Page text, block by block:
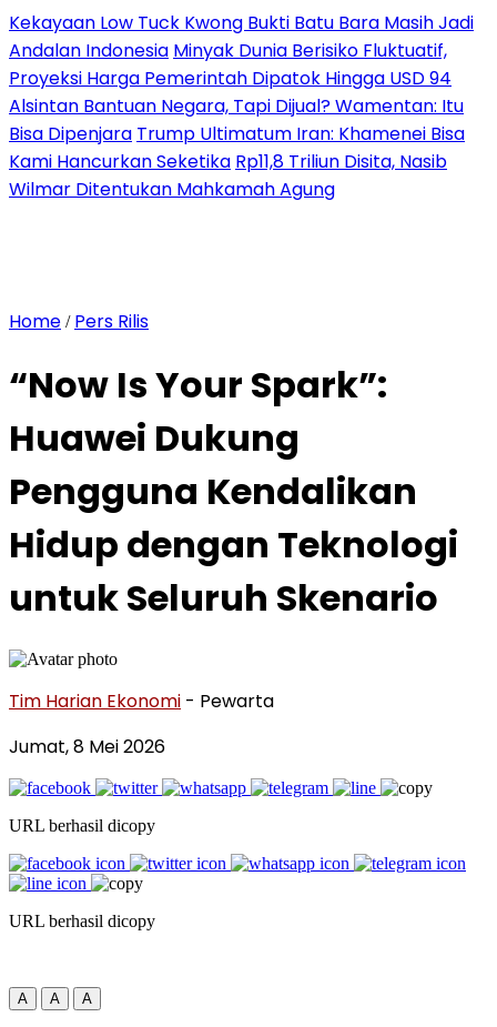
Kekayaan Low Tuck Kwong Bukti Batu Bara Masih Jadi
Andalan Indonesia Minyak Dunia Berisiko Fluktuatif,
Proyeksi Harga Pemerintah Dipatok Hingga USD 94
Alsintan Bantuan Negara, Tapi Dijual? Wamentan: Itu
Bisa Dipenjara Trump Ultimatum Iran: Khamenei Bisa
Kami Hancurkan Seketika Rp11,8 Triliun Disita, Nasib
Wilmar Ditentukan Mahkamah Agung
Home / Pers Rilis
“Now Is Your Spark”:
Huawei Dukung
Pengguna Kendalikan
Hidup dengan Teknologi
untuk Seluruh Skenario
Tim Harian Ekonomi - Pewarta
Jumat, 8 Mei 2026
URL berhasil dicopy
URL berhasil dicopy
A A A